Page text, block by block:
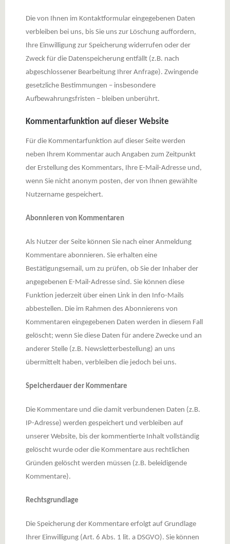
Die von Ihnen im Kontaktformular eingegebenen Daten
verbleiben bei uns, bis Sie uns zur Löschung auffordern,
Ihre Einwilligung zur Speicherung widerrufen oder der
Zweck für die Datenspeicherung entfällt (z.B. nach
abgeschlossener Bearbeitung Ihrer Anfrage). Zwingende
gesetzliche Bestimmungen – insbesondere
Aufbewahrungsfristen – bleiben unberührt.
Kommentarfunktion auf dieser Website
Für die Kommentarfunktion auf dieser Seite werden
neben Ihrem Kommentar auch Angaben zum Zeitpunkt
der Erstellung des Kommentars, Ihre E-Mail-Adresse und,
wenn Sie nicht anonym posten, der von Ihnen gewählte
Nutzername gespeichert.
Abonnieren von Kommentaren
Als Nutzer der Seite können Sie nach einer Anmeldung
Kommentare abonnieren. Sie erhalten eine
Bestätigungsemail, um zu prüfen, ob Sie der Inhaber der
angegebenen E-Mail-Adresse sind. Sie können diese
Funktion jederzeit über einen Link in den Info-Mails
abbestellen. Die im Rahmen des Abonnierens von
Kommentaren eingegebenen Daten werden in diesem Fall
gelöscht; wenn Sie diese Daten für andere Zwecke und an
anderer Stelle (z.B. Newsletterbestellung) an uns
übermittelt haben, verbleiben die jedoch bei uns.
Speicherdauer der Kommentare
Die Kommentare und die damit verbundenen Daten (z.B.
IP-Adresse) werden gespeichert und verbleiben auf
unserer Website, bis der kommentierte Inhalt vollständig
gelöscht wurde oder die Kommentare aus rechtlichen
Gründen gelöscht werden müssen (z.B. beleidigende
Kommentare).
Rechtsgrundlage
Die Speicherung der Kommentare erfolgt auf Grundlage
Ihrer Einwilligung (Art. 6 Abs. 1 lit. a DSGVO). Sie können